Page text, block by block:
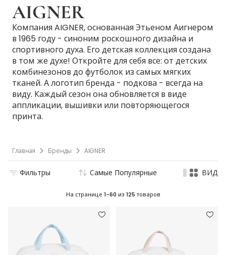
AIGNER
Компания AIGNER, основанная Этьеном Аигнером
в 1965 году - синоним роскошного дизайна и
спортивного духа. Его детская коллекция создана
в том же духе! Откройте для себя все: от детских
комбинезонов до футболок из самых мягких
тканей. А логотип бренда - подкова - всегда на
виду. Каждый сезон она обновляется в виде
аппликации, вышивки или повторяющегося
принта.
Главная Бренды AIGNER
Фильтры Самые Популярные ВИД
На странице 1-60 из 125 товаров